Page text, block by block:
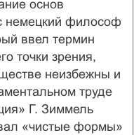
основ
немецкий философ
ввел термин
точки зрения,
неизбежны и
труде
Г. Зиммель
«чистые формы»